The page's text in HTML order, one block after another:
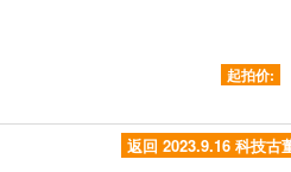
起拍价:
返回 2023.9.16 科技古